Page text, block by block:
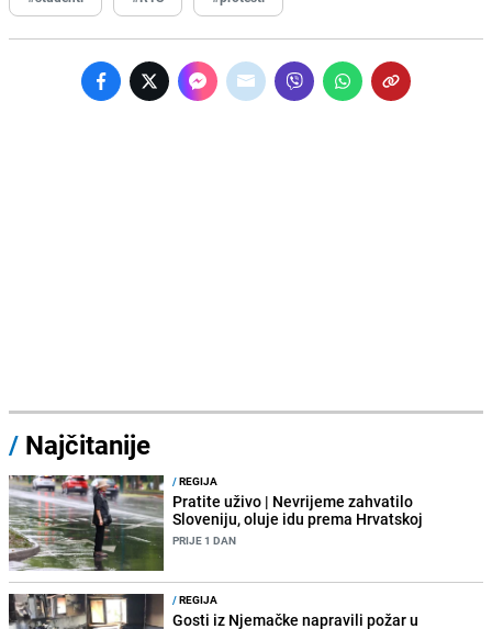
/ Najčitanije
/REGIJA
Pratite uživo | Nevrijeme zahvatilo
Sloveniju, oluje idu prema Hrvatskoj
PRIJE 1 DAN
/REGIJA
Gosti iz Njemačke napravili požar u